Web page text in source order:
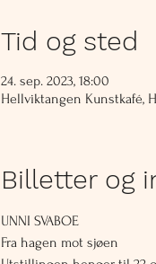
Tid og sted
24. sep. 2023, 18:00
Hellviktangen Kunstkafé,
Billetter og
UNNI SVABOE
Fra hagen mot sjøen